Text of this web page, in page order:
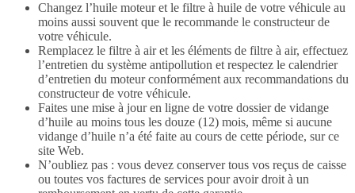
Changez l’huile moteur et le filtre à huile de votre véhicule au
moins aussi souvent que le recommande le constructeur de
votre véhicule.
Remplacez le filtre à air et les éléments de filtre à air, effectuez
l’entretien du système antipollution et respectez le calendrier
d’entretien du moteur conformément aux recommandations du
constructeur de votre véhicule.
Faites une mise à jour en ligne de votre dossier de vidange
d’huile au moins tous les douze (12) mois, même si aucune
vidange d’huile n’a été faite au cours de cette période, sur ce
site Web.
N’oubliez pas : vous devez conserver tous vos reçus de caisse
ou toutes vos factures de services pour avoir droit à un